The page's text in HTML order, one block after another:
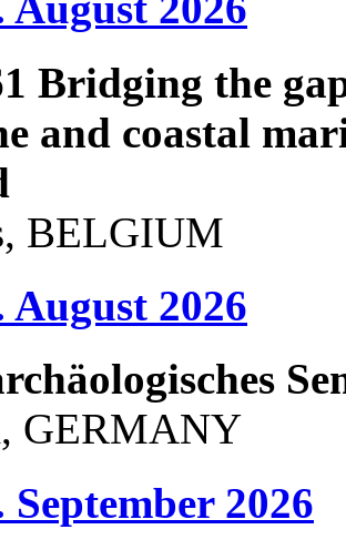
Bridging the
and coastal
BELGIUM
August 2026
GERMANY
September 2026